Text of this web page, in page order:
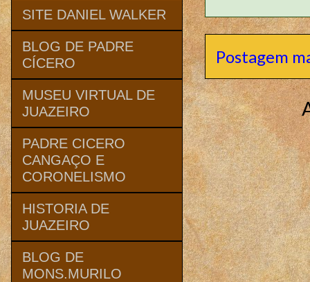
Postagem
SITE DANIEL WALKER
BLOG DE PADRE
CÍCERO
MUSEU VIRTUAL DE
JUAZEIRO
PADRE CICERO
CANGAÇO E
CORONELISMO
HISTORIA DE
JUAZEIRO
BLOG DE
MONS.MURILO